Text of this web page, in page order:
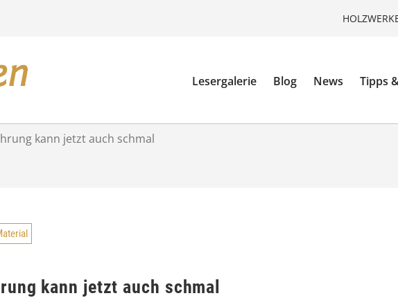
Lesergalerie Blog News Tipps
kann jetzt auch schmal
kann jetzt auch schmal